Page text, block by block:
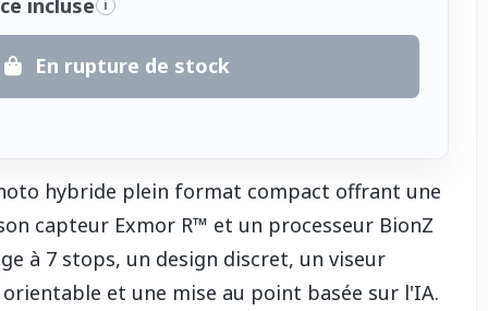
incluse i
En rupture de stock
hybride plein format compact offrant une
capteur Exmor R™ et un processeur BionZ
à 7 stops, un design discret, un viseur
et une mise au point basée sur l'IA.